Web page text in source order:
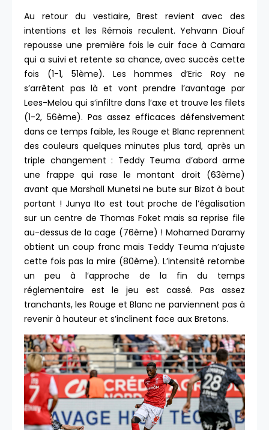
Au retour du vestiaire, Brest revient avec des
intentions et les Rémois reculent. Yehvann Diouf
repousse une première fois le cuir face à Camara
qui a suivi et retente sa chance, avec succès cette
fois (1-1, 51ème). Les hommes d’Eric Roy ne
s’arrêtent pas là et vont prendre l’avantage par
Lees-Melou qui s’infiltre dans l’axe et trouve les filets
(1-2, 56ème). Pas assez efficaces défensivement
dans ce temps faible, les Rouge et Blanc reprennent
des couleurs quelques minutes plus tard, après un
triple changement : Teddy Teuma d’abord arme
une frappe qui rase le montant droit (63ème)
avant que Marshall Munetsi ne bute sur Bizot à bout
portant ! Junya Ito est tout proche de l’égalisation
sur un centre de Thomas Foket mais sa reprise file
au-dessus de la cage (76ème) ! Mohamed Daramy
obtient un coup franc mais Teddy Teuma n’ajuste
cette fois pas la mire (80ème). L’intensité retombe
un peu à l’approche de la fin du temps
réglementaire est le jeu est cassé. Pas assez
tranchants, les Rouge et Blanc ne parviennent pas à
revenir à hauteur et s’inclinent face aux Bretons.